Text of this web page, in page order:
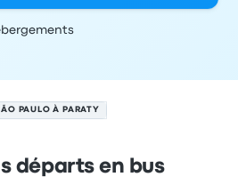
PAULO À PARATY
départs en bus